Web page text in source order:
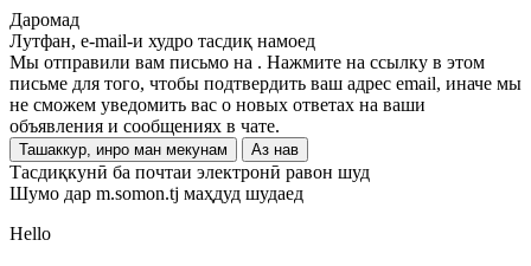
Даромад
Лутфан, e-mail-и худро тасдиқ намоед
Мы отправили вам письмо на . Нажмите на ссылку в этом
письме для того, чтобы подтвердить ваш адрес email, иначе мы
не сможем уведомить вас о новых ответах на ваши
объявления и сообщениях в чате.
Ташаккур, инро ман мекунам Аз нав
Тасдиқкунӣ ба почтаи электронӣ равон шуд
Шумо дар m.somon.tj маҳдуд шудаед
Hello